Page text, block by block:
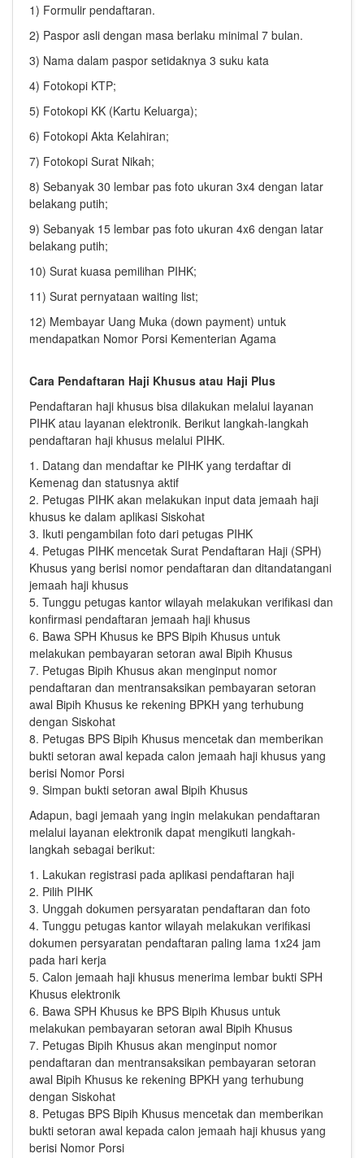
1) Formulir pendaftaran.
2) Paspor asli dengan masa berlaku minimal 7 bulan.
3) Nama dalam paspor setidaknya 3 suku kata
4) Fotokopi KTP;
5) Fotokopi KK (Kartu Keluarga);
6) Fotokopi Akta Kelahiran;
7) Fotokopi Surat Nikah;
8) Sebanyak 30 lembar pas foto ukuran 3x4 dengan latar
belakang putih;
9) Sebanyak 15 lembar pas foto ukuran 4x6 dengan latar
belakang putih;
10) Surat kuasa pemilihan PIHK;
11) Surat pernyataan waiting list;
12) Membayar Uang Muka (down payment) untuk
mendapatkan Nomor Porsi Kementerian Agama
Cara Pendaftaran Haji Khusus atau Haji Plus
Pendaftaran haji khusus bisa dilakukan melalui layanan
PIHK atau layanan elektronik. Berikut langkah-langkah
pendaftaran haji khusus melalui PIHK.
1. Datang dan mendaftar ke PIHK yang terdaftar di
Kemenag dan statusnya aktif
2. Petugas PIHK akan melakukan input data jemaah haji
khusus ke dalam aplikasi Siskohat
3. Ikuti pengambilan foto dari petugas PIHK
4. Petugas PIHK mencetak Surat Pendaftaran Haji (SPH)
Khusus yang berisi nomor pendaftaran dan ditandatangani
jemaah haji khusus
5. Tunggu petugas kantor wilayah melakukan verifikasi dan
konfirmasi pendaftaran jemaah haji khusus
6. Bawa SPH Khusus ke BPS Bipih Khusus untuk
melakukan pembayaran setoran awal Bipih Khusus
7. Petugas Bipih Khusus akan menginput nomor
pendaftaran dan mentransaksikan pembayaran setoran
awal Bipih Khusus ke rekening BPKH yang terhubung
dengan Siskohat
8. Petugas BPS Bipih Khusus mencetak dan memberikan
bukti setoran awal kepada calon jemaah haji khusus yang
berisi Nomor Porsi
9. Simpan bukti setoran awal Bipih Khusus
Adapun, bagi jemaah yang ingin melakukan pendaftaran
melalui layanan elektronik dapat mengikuti langkah-
langkah sebagai berikut:
1. Lakukan registrasi pada aplikasi pendaftaran haji
2. Pilih PIHK
3. Unggah dokumen persyaratan pendaftaran dan foto
4. Tunggu petugas kantor wilayah melakukan verifikasi
dokumen persyaratan pendaftaran paling lama 1x24 jam
pada hari kerja
5. Calon jemaah haji khusus menerima lembar bukti SPH
Khusus elektronik
6. Bawa SPH Khusus ke BPS Bipih Khusus untuk
melakukan pembayaran setoran awal Bipih Khusus
7. Petugas Bipih Khusus akan menginput nomor
pendaftaran dan mentransaksikan pembayaran setoran
awal Bipih Khusus ke rekening BPKH yang terhubung
dengan Siskohat
8. Petugas BPS Bipih Khusus mencetak dan memberikan
bukti setoran awal kepada calon jemaah haji khusus yang
berisi Nomor Porsi